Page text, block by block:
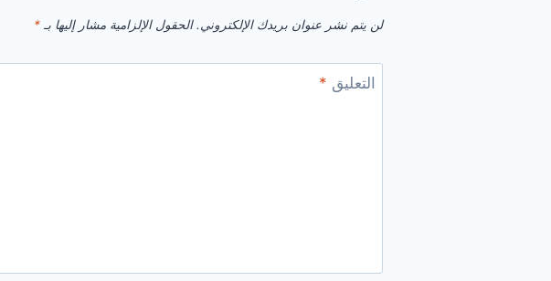
لن يتم نشر عنوان بريدك الإلكتروني. الحقول الإلزامية مشار إليها بـ *
التعليق *